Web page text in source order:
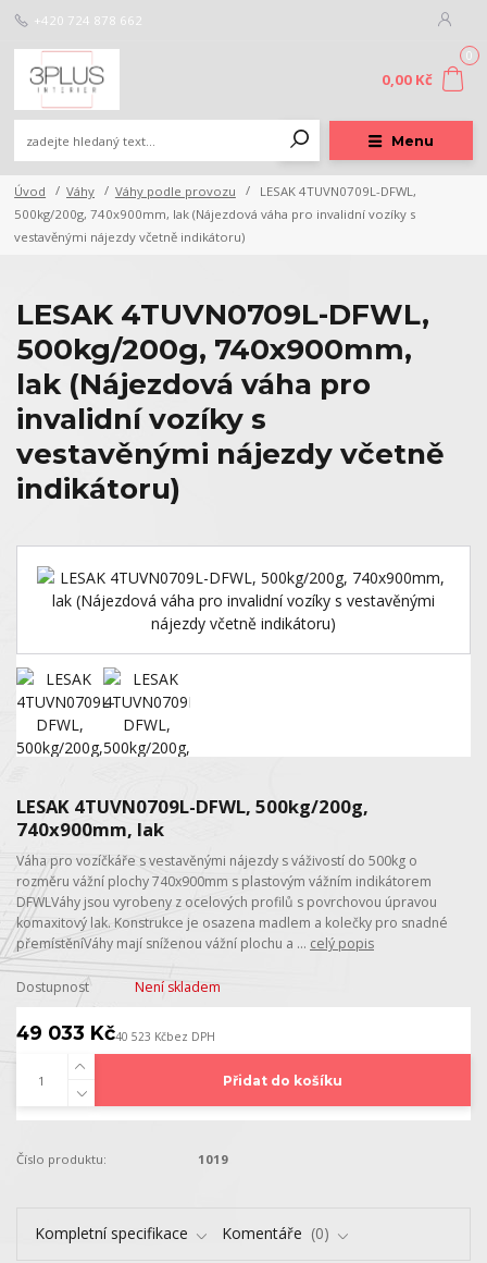
Menu
+420 724 878 662
0
0,00 Kč
Úvod Váhy Váhy podle provozu
LESAK 4TUVN0709L-DFWL,
500kg/200g, 740x900mm, lak (Nájezdová váha pro invalidní vozíky s
vestavěnými nájezdy včetně indikátoru)
LESAK 4TUVN0709L-DFWL,
500kg/200g, 740x900mm,
lak (Nájezdová váha pro
invalidní vozíky s
vestavěnými nájezdy včetně
indikátoru)
LESAK 4TUVN0709L-DFWL, 500kg/200g,
740x900mm, lak
Váha pro vozíčkáře s vestavěnými nájezdy s váživostí do 500kg o
rozměru vážní plochy 740x900mm s plastovým vážním indikátorem
DFWLVáhy jsou vyrobeny z ocelových profilů s povrchovou úpravou
komaxitový lak. Konstrukce je osazena madlem a kolečky pro snadné
přemístěníVáhy mají sníženou vážní plochu a ... celý popis
Dostupnost Není skladem
49 033 Kč40 523 Kčbez DPH
Přidat do košíku
Číslo produktu: 1019
Kompletní specifikace Komentáře 0